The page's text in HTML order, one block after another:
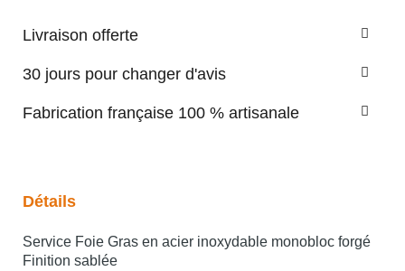
Livraison offerte
30 jours pour changer d'avis
Fabrication française 100 % artisanale
Détails
Service Foie Gras en acier inoxydable monobloc forgé
Finition sablée